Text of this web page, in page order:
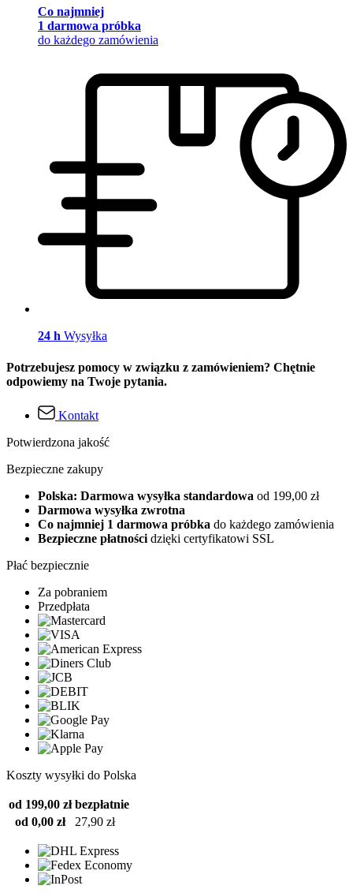
Co najmniej
1 darmowa próbka
do każdego zamówienia
24 h Wysyłka
Potrzebujesz pomocy w związku z zamówieniem? Chętnie
odpowiemy na Twoje pytania.
Kontakt
Potwierdzona jakość
Bezpieczne zakupy
Polska: Darmowa wysyłka standardowa od 199,00 zł
Darmowa wysyłka zwrotna
Co najmniej 1 darmowa próbka do każdego zamówienia
Bezpieczne płatności dzięki certyfikatowi SSL
Płać bezpiecznie
Za pobraniem
Przedpłata
Koszty wysyłki do Polska
od 199,00 zł bezpłatnie
od 0,00 zł
27,90 zł